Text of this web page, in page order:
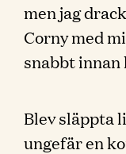
men jag
Corny med
snabbt
Blev släppta
ungefär en